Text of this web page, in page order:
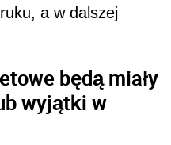
a w dalszej
będą miały
wyjątki w